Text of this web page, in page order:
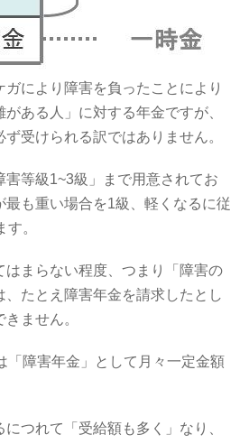
ガにより障害を負ったことにより
ある人」に対する年金ですが、
受けられる訳ではありません。
害等級1~3級」まで用意されてお
最も重い場合を1級、軽くなるに従
。
はまらない程度、つまり「障害の
、たとえ障害年金を請求したとし
ません。
「障害年金」として月々一定金額
つれて「受給額も多く」なり、